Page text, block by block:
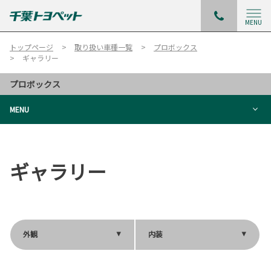
MENU
トップページ 取り扱い車種一覧
プロボックス
ギャラリー
プロボックス
MENU
ギャラリー
外観 内装